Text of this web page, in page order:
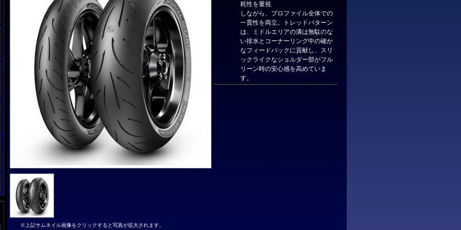
※上記サムネイル画像をクリックすると写真が拡大されます。
耗性を重視
しながら、プロファイル全体での
一貫性を両立。トレッドパターン
は、ミドルエリアの溝は無駄のな
い排水とコーナーリング中の確か
なフィードバックに貢献し、スリ
ックライクなショルダー部がフル
リーン時の安心感を高めていま
す。